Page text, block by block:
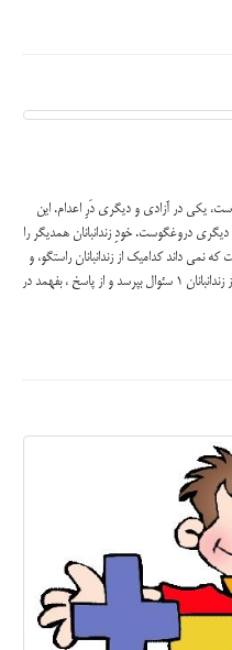
است، يكي در آزادي و ديگري دَرِ اعدام. اين
ديگري دروغگوست. خودِ زندانبانان همديگر را
داند كداميك از زندانبانان راستگو، و
كداميك دروغگو است؟ به او اجازه مي دهند، از یکی از زندانبانان 1 سئوال بپرسد و از پاسخ ، بفهمد در